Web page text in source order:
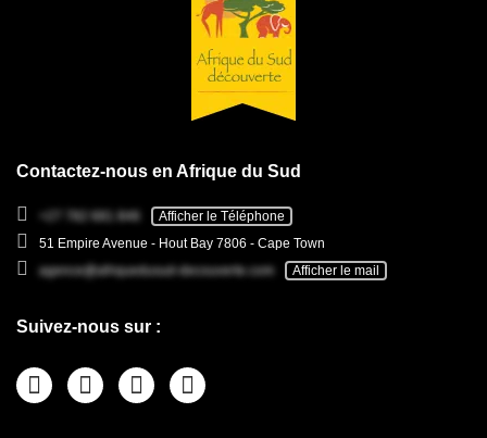
Contactez-nous en Afrique du Sud
+27 782 681 846
Afficher le Téléphone
51 Empire Avenue - Hout Bay 7806 - Cape Town
agence@afriquedusud-decouverte.com
Afficher le mail
Suivez-nous sur :